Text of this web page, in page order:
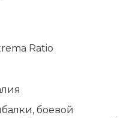
Ratio
боевой